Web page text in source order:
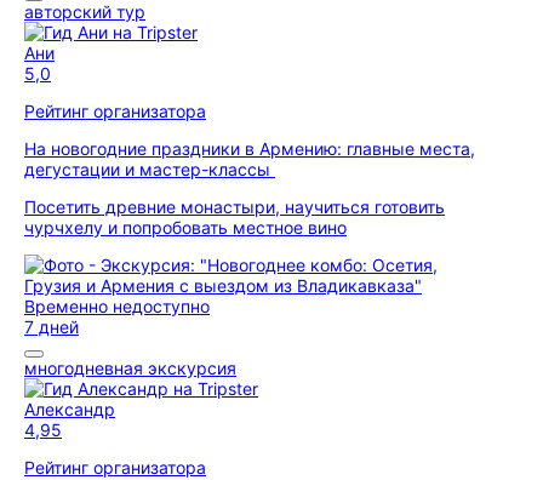
авторский тур
Ани
5,0
Рейтинг организатора
На новогодние праздники в Армению: главные места,
дегустации и мастер-классы
Посетить древние монастыри, научиться готовить
чурчхелу и попробовать местное вино
Временно недоступно
7 дней
многодневная экскурсия
Александр
4,95
Рейтинг организатора